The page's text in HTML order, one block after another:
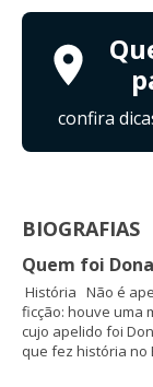
confira
BIOGRAFIAS
Quem foi
História Não é
ficção: houve uma
cujo apelido foi
que fez história no